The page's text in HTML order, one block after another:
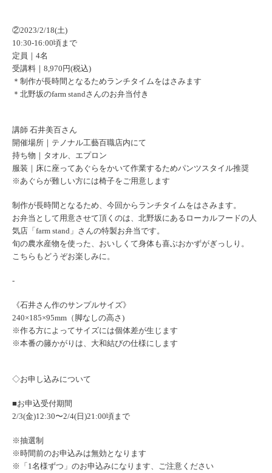
②2023/2/18(土)
10:30-16:00頃まで
定員｜4名
受講料｜8,970円(税込)
＊制作が長時間となるためランチタイムをはさみます
＊北野坂のfarm standさんのお弁当付き
講師 石井美百さん
開催場所｜テノナル工藝百職店内にて
持ち物｜タオル、エプロン
服装｜床に座ってあぐらをかいて作業するためパンツスタイル推奨
※あぐらが難しい方には椅子をご用意します
制作が長時間となるため、今回からランチタイムをはさみます。
お弁当として用意させて頂くのは、 北野坂にあるローカルフードの人
気店「farm stand」さんの特製お弁当です。
旬の農水産物を使った、おいしくて身体も喜ぶおかずがぎっしり。
こちらもどうぞお楽しみに。
-
《石井さん作のサンプルサイズ》
240×185×95mm（脚なしの高さ)
※作る方によってサイズには個体差が生じます
※本番の籐かがりは、大和結びの仕様にしま す
◇お申し込みについて
■お申込受付期間
2/3(金)12:30〜2/4(日)21:00頃まで
※抽選制
※時間前のお申込みは無効となります
※「1名様ずつ」のお申込みになります、ご注意ください